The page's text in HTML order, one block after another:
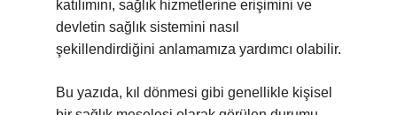
katılımını, sağlık hizmetlerine erişimini ve
devletin sağlık sistemini nasıl
şekillendirdiğini anlamamıza yardımcı olabilir.
Bu yazıda, kıl dönmesi gibi genellikle kişisel